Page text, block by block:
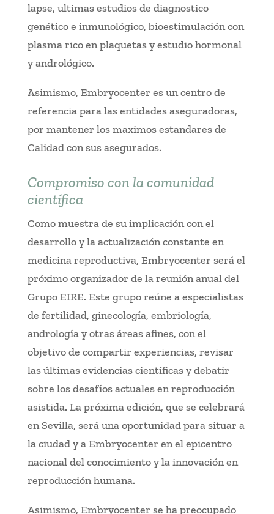
lapse, ultimas estudios de diagnostico
genético e inmunológico, bioestimulación con
plasma rico en plaquetas y estudio hormonal
y andrológico.
Asimismo, Embryocenter es un centro de
referencia para las entidades aseguradoras,
por mantener los maximos estandares de
Calidad con sus asegurados.
Compromiso con la comunidad
científica
Como muestra de su implicación con el
desarrollo y la actualización constante en
medicina reproductiva, Embryocenter será el
próximo organizador de la reunión anual del
Grupo EIRE. Este grupo reúne a especialistas
de fertilidad, ginecología, embriología,
andrología y otras áreas afines, con el
objetivo de compartir experiencias, revisar
las últimas evidencias científicas y debatir
sobre los desafíos actuales en reproducción
asistida. La próxima edición, que se celebrará
en Sevilla, será una oportunidad para situar a
la ciudad y a Embryocenter en el epicentro
nacional del conocimiento y la innovación en
reproducción humana.
Asimismo, Embryocenter se ha preocupado